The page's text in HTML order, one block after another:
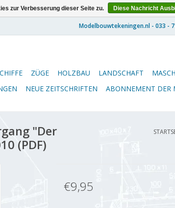
ZÜGE HOLZBAU LANDSCHAFT
NEUE ZEITSCHRIFTEN ABONNEMENT DER
"Der
(PDF)
€9,95
zur Verbesserung dieser Seite zu. Diese Nachricht